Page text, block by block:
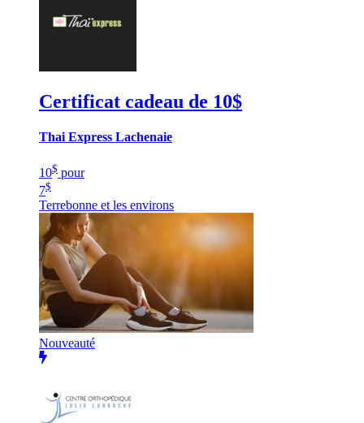
Certificat cadeau de 10$
Thai Express Lachenaie
10$ pour
7$
Terrebonne et les environs
Nouveauté